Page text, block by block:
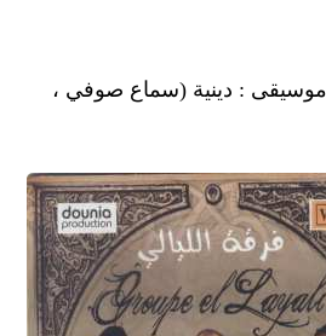
: دينية (سماع صوفي ،